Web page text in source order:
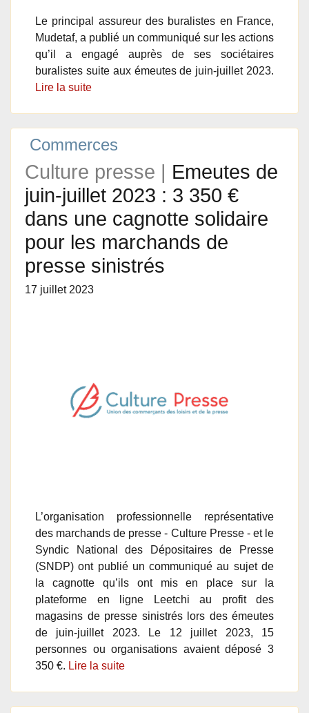
Le principal assureur des buralistes en France,
Mudetaf, a publié un communiqué sur les actions
qu’il a engagé auprès de ses sociétaires
buralistes suite aux émeutes de juin-juillet 2023.
Lire la suite
Commerces
Culture presse | Emeutes de
juin-juillet 2023 : 3 350 €
dans une cagnotte solidaire
pour les marchands de
presse sinistrés
17 juillet 2023
L’organisation professionnelle représentative
des marchands de presse - Culture Presse - et le
Syndic National des Dépositaires de Presse
(SNDP) ont publié un communiqué au sujet de
la cagnotte qu’ils ont mis en place sur la
plateforme en ligne Leetchi au profit des
magasins de presse sinistrés lors des émeutes
de juin-juillet 2023. Le 12 juillet 2023, 15
personnes ou organisations avaient déposé 3
350 €. Lire la suite